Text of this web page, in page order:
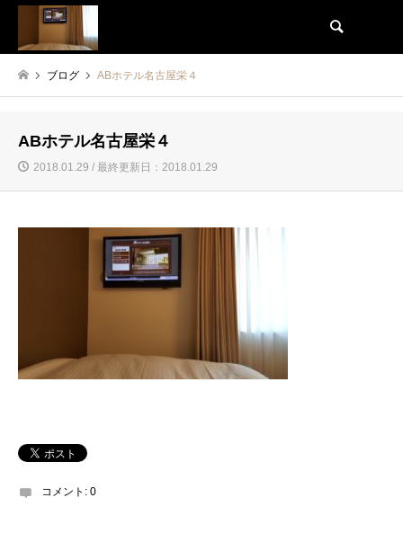
ブログ ABホテル名古屋栄４
ABホテル名古屋栄４
2018.01.29 / 最終更新日：2018.01.29
コメント: 0